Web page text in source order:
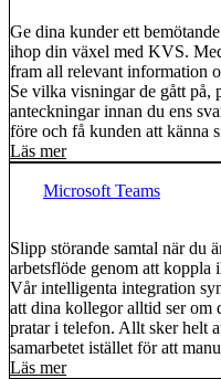
Ge dina kunder ett
ihop din växel med KVS.
fram all relevant information
Se vilka visningar de gått på,
anteckningar innan du ens
före och få kunden att känna
Läs mer
Microsoft Teams
Slipp störande samtal när du
arbetsflöde genom att
Vår intelligenta integration
att dina kollegor alltid ser om
pratar i telefon. Allt sker helt
samarbetet istället för att
Läs mer